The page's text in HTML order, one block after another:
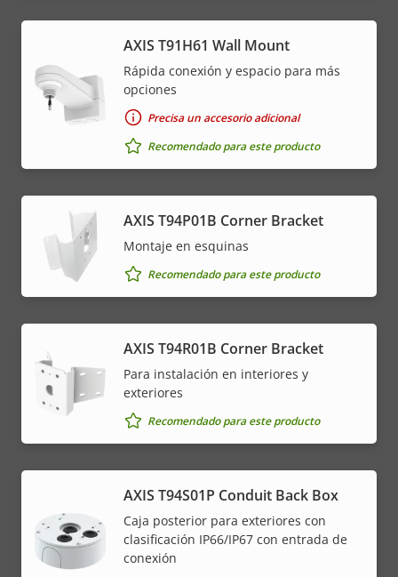
AXIS T91H61 Wall Mount
Rápida conexión y espacio para más
opciones
Precisa un accesorio adicional
Recomendado para este producto
AXIS T94P01B Corner Bracket
Montaje en esquinas
Recomendado para este producto
AXIS T94R01B Corner Bracket
Para instalación en interiores y
exteriores
Recomendado para este producto
AXIS T94S01P Conduit Back Box
Caja posterior para exteriores con
clasificación IP66/IP67 con entrada de
conexión